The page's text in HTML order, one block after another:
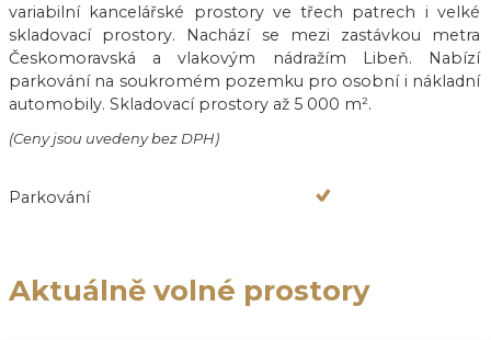
variabilní kancelářské prostory ve třech patrech i velké
skladovací prostory. Nachází se mezi zastávkou metra
Českomoravská a vlakovým nádražím Libeň. Nabízí
parkování na soukromém pozemku pro osobní i nákladní
automobily. Skladovací prostory až 5 000 m².
(Ceny jsou uvedeny bez DPH)
Parkování
Aktuálně volné prostory